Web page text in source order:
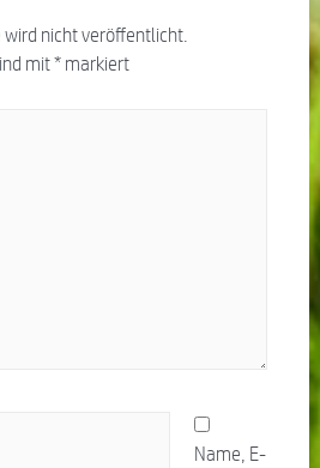
wird nicht veröffentlicht.
mit*markiert
Name, E-